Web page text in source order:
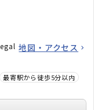
地図・アクセス
最寄駅から徒歩5分以内